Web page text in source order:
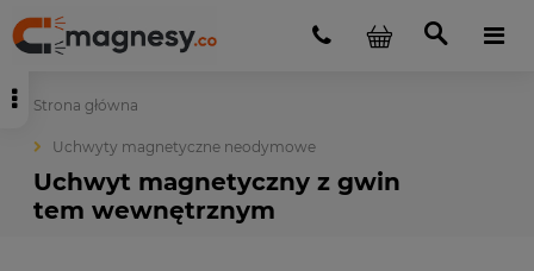
Strona główna
Uchwyty magnetyczne neodymowe
Uchwyt magnetyczny z gwin
tem wewnętrznym